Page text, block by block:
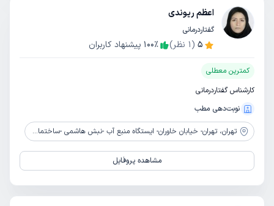
اعظم ریوندی
گفتاردرمانی
5
(
1 نظر) 100٪ پیشنهاد کاربران
کمترین معطلی
کارشناس گفتاردرمانی
نوبت‌دهی مطب
تهران،تهران- خیابان خاوران- ایستگاه منبع آب -نبش هاشمی -ساختمان پزشکان سپهر -طبقه سوم شرقی- واحد 12
مشاهده پروفایل